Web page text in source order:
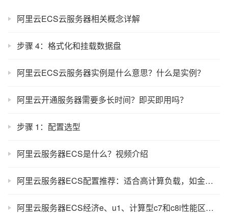
阿里云ECS云服务器相关概念详解
步骤 4：格式化和挂载数据盘
阿里云ECS云服务器实例是什么意思？什么是实例？
阿里云开通服务器需要多长时间？即买即用吗？
步骤 1：配置选型
阿里云服务器ECS是什么？视频介绍
阿里云服务器ECS配置推荐：适合高计算负载，如金融量化等使用场景
阿里云服务器ECS经济e、u1、计算型c7和c8i性能区别对比